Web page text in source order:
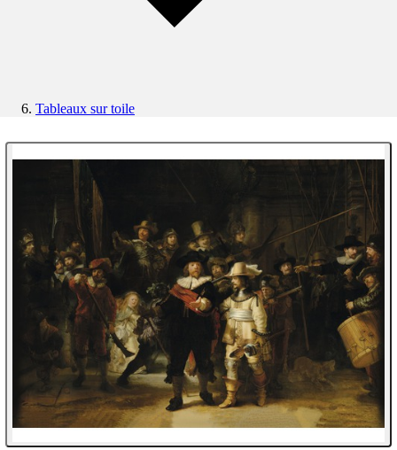
Tableaux sur toile